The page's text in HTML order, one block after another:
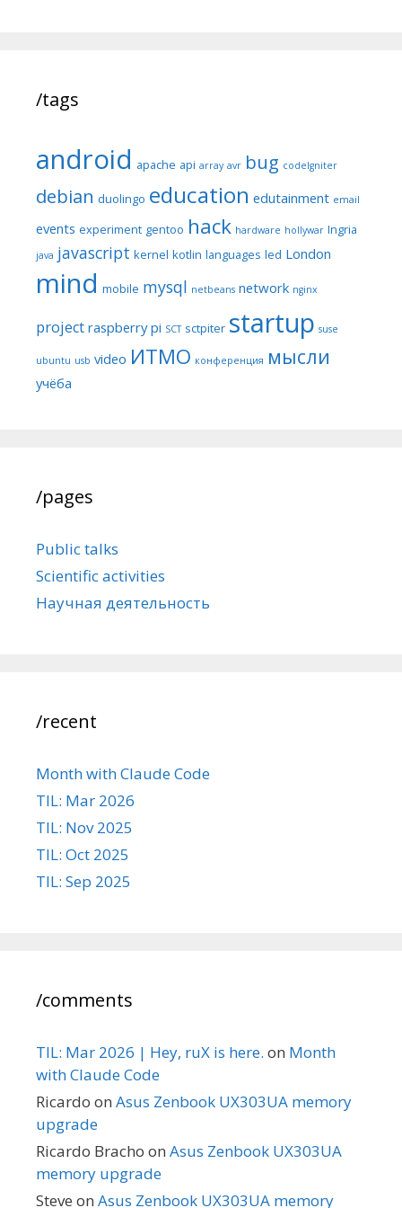
/tags
android apache api array avr bug codeIgniter
debian duolingo education edutainment email
events experiment gentoo hack hardware hollywar Ingria
java javascript kernel kotlin languages led London
mind mobile mysql netbeans network nginx
project raspberry pi SCT sctpiter startup suse
ubuntu usb video ИТМО конференция мысли
учёба
/pages
Public talks
Scientific activities
Научная деятельность
/recent
Month with Claude Code
TIL: Mar 2026
TIL: Nov 2025
TIL: Oct 2025
TIL: Sep 2025
/comments
TIL: Mar 2026 | Hey, ruX is here. on Month
with Claude Code
Ricardo on Asus Zenbook UX303UA memory
upgrade
Ricardo Bracho on Asus Zenbook UX303UA
memory upgrade
Steve on Asus Zenbook UX303UA memory